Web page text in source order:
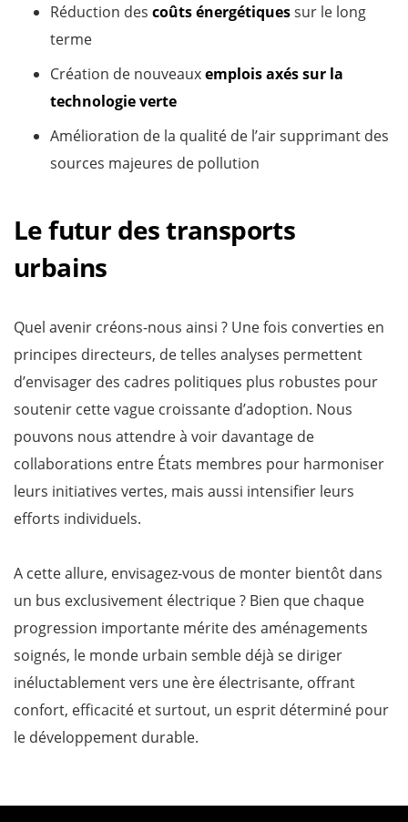
Réduction des coûts énergétiquessur le long
terme
Création de nouveauxemplois axés sur la
technologie verte
Amélioration de la qualité de l’air supprimant des
sources majeures de pollution
Le futur des transports
urbains
Quel avenir créons-nous ainsi ? Une fois converties en
principes directeurs, de telles analyses permettent
d’envisager des cadres politiques plus robustes pour
soutenir cette vague croissante d’adoption. Nous
pouvons nous attendre à voir davantage de
collaborations entre États membres pour harmoniser
leurs initiatives vertes, mais aussi intensifier leurs
efforts individuels.
A cette allure, envisagez-vous de monter bientôt dans
un bus exclusivement électrique ? Bien que chaque
progression importante mérite des aménagements
soignés, le monde urbain semble déjà se diriger
inéluctablement vers une ère électrisante, offrant
confort, efficacité et surtout, un esprit déterminé pour
le développement durable.